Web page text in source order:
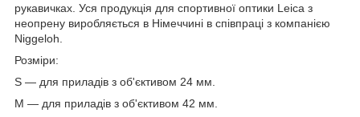
рукавичках. Уся продукція для спортивної оптики Leica з
неопрену виробляється в Німеччині в співпраці з компанією
Niggeloh.
Розміри:
S — для приладів з об'єктивом 24 мм.
М — для приладів з об'єктивом 42 мм.